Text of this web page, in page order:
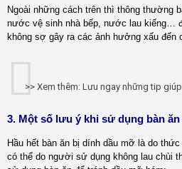
Ngoài những cách trên thì thông thường
nước vệ sinh nhà bếp, nước lau kiếng…
không sợ gây ra các ảnh hưởng xấu đến
>> Xem thêm: Lưu ngay những tip
3. Một số lưu ý khi sử dụng bàn ăn
Hầu hết bàn ăn bị dính dầu mỡ là do
có thể do người sử dụng không lau chùi